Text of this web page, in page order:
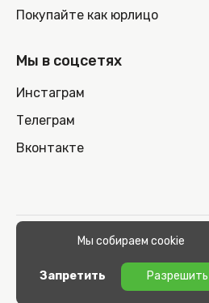
Покупайте как юрлицо
Мы в соцсетях
Инстаграм
Телеграм
Вконтакте
© 2026 100nout.by,
ООО «СТОНОУТБУКОВ» Директор
Константинович, действующий на
Адрес: 220100, Беларусь, г. Минск, ул.
Мы собираем cookie
Запретить Разрешить